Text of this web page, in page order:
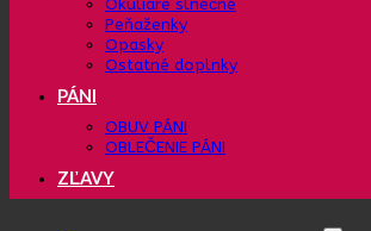
Peňaženky
Opasky
Ostatné doplnky
PÁNI
OBUV PÁNI
OBLEČENIE PÁNI
ZĽAVY